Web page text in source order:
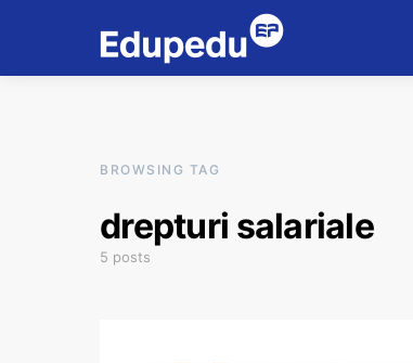
BROWSING TAG
drepturi salariale
5 posts